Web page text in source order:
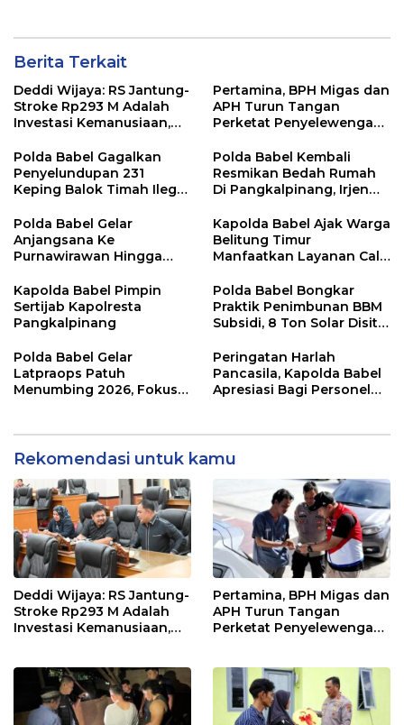
Berita Terkait
Deddi Wijaya: RS Jantung-
Stroke Rp293 M Adalah
Investasi Kemanusiaan,
Pertamina, BPH Migas dan
APH Turun Tangan
Perketat Penyelewengan
Polda Babel Gagalkan
Penyelundupan 231
Keping Balok Timah Ilegal
Polda Babel Kembali
Resmikan Bedah Rumah
Di Pangkalpinang, Irjen
Membantu Masyarakat
Polda Babel Gelar
Anjangsana Ke
Purnawirawan Hingga
Bhayangkara Ke 80
Kapolda Babel Ajak Warga
Belitung Timur
Manfaatkan Layanan Call
Kapolda Babel Pimpin
Sertijab Kapolresta
Pangkalpinang
Polda Babel Bongkar
Praktik Penimbunan BBM
Subsidi, 8 Ton Solar Disita
Ditangkap
Polda Babel Gelar
Latpraops Patuh
Menumbing 2026, Fokus
Peringatan Harlah
Pancasila, Kapolda Babel
Apresiasi Bagi Personel
Rekomendasi untuk kamu
Deddi Wijaya: RS Jantung-
Stroke Rp293 M Adalah
Investasi Kemanusiaan,
Pertamina, BPH Migas dan
APH Turun Tangan
Perketat Penyelewengan